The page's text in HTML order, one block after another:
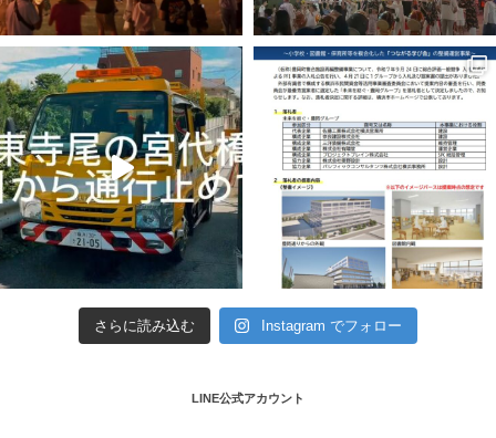
さらに読み込む Instagram でフォロー
LINE公式アカウント